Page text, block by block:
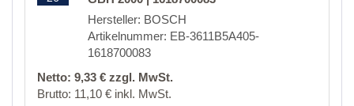
Hersteller: BOSCH
Artikelnummer: EB-3611B5A405-
1618700083
Netto: 9,33 € zzgl. MwSt.
Brutto: 11,10 € inkl. MwSt.